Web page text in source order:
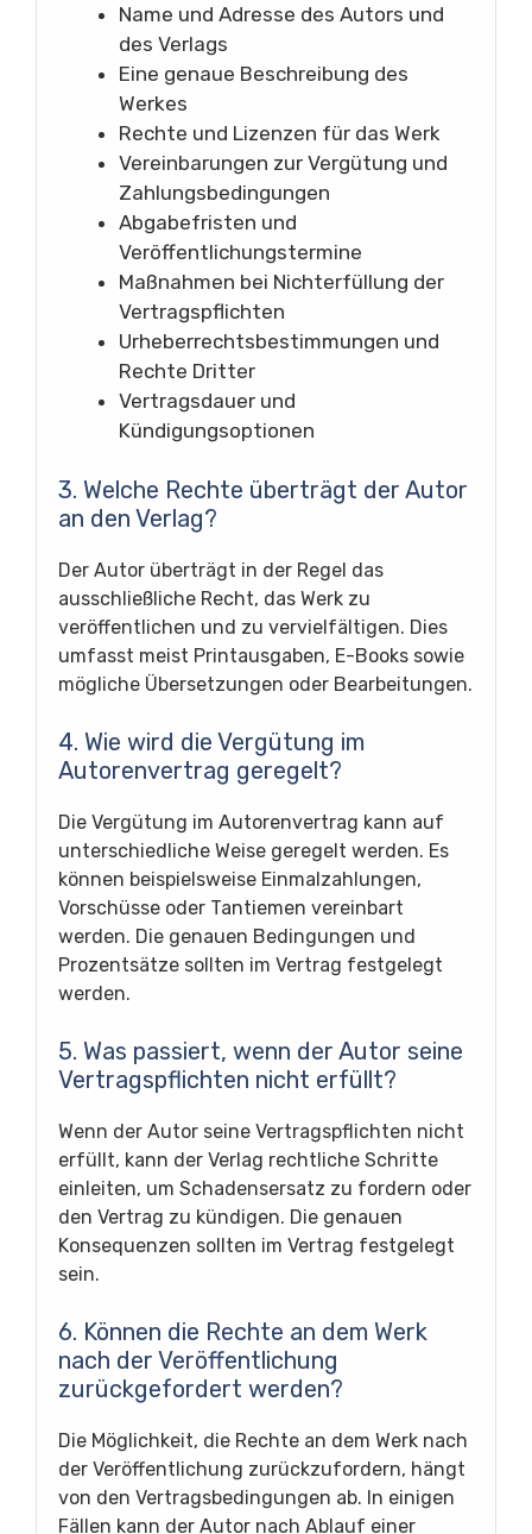
Name und Adresse des Autors und
des Verlags
Eine genaue Beschreibung des
Werkes
Rechte und Lizenzen für das Werk
Vereinbarungen zur Vergütung und
Zahlungsbedingungen
Abgabefristen und
Veröffentlichungstermine
Maßnahmen bei Nichterfüllung der
Vertragspflichten
Urheberrechtsbestimmungen und
Rechte Dritter
Vertragsdauer und
Kündigungsoptionen
3. Welche Rechte überträgt der Autor
an den Verlag?
Der Autor überträgt in der Regel das
ausschließliche Recht, das Werk zu
veröffentlichen und zu vervielfältigen. Dies
umfasst meist Printausgaben, E-Books sowie
mögliche Übersetzungen oder Bearbeitungen.
4. Wie wird die Vergütung im
Autorenvertrag geregelt?
Die Vergütung im Autorenvertrag kann auf
unterschiedliche Weise geregelt werden. Es
können beispielsweise Einmalzahlungen,
Vorschüsse oder Tantiemen vereinbart
werden. Die genauen Bedingungen und
Prozentsätze sollten im Vertrag festgelegt
werden.
5. Was passiert, wenn der Autor seine
Vertragspflichten nicht erfüllt?
Wenn der Autor seine Vertragspflichten nicht
erfüllt, kann der Verlag rechtliche Schritte
einleiten, um Schadensersatz zu fordern oder
den Vertrag zu kündigen. Die genauen
Konsequenzen sollten im Vertrag festgelegt
sein.
6. Können die Rechte an dem Werk
nach der Veröffentlichung
zurückgefordert werden?
Die Möglichkeit, die Rechte an dem Werk nach
der Veröffentlichung zurückzufordern, hängt
von den Vertragsbedingungen ab. In einigen
Fällen kann der Autor nach Ablauf einer